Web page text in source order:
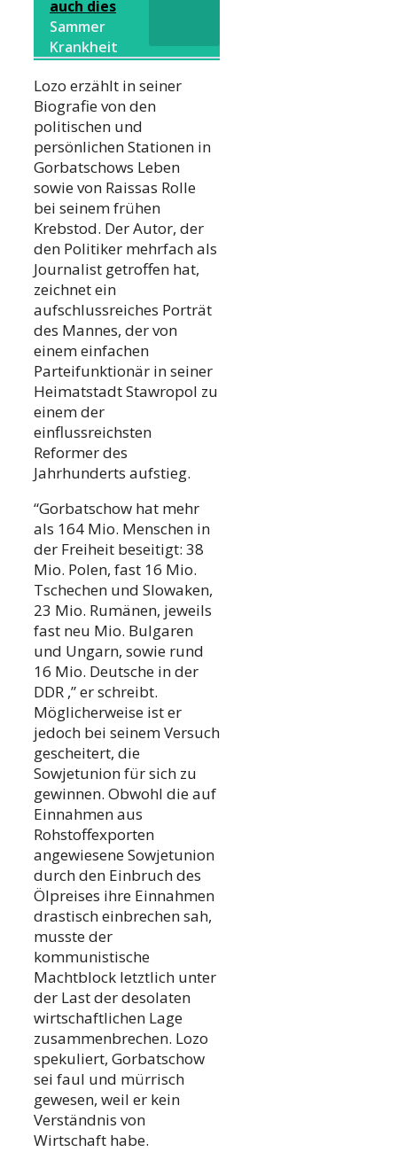
auch dies
Sammer
Krankheit
Lozo erzählt in seiner
Biografie von den
politischen und
persönlichen Stationen in
Gorbatschows Leben
sowie von Raissas Rolle
bei seinem frühen
Krebstod. Der Autor, der
den Politiker mehrfach als
Journalist getroffen hat,
zeichnet ein
aufschlussreiches Porträt
des Mannes, der von
einem einfachen
Parteifunktionär in seiner
Heimatstadt Stawropol zu
einem der
einflussreichsten
Reformer des
Jahrhunderts aufstieg.
“Gorbatschow hat mehr
als 164 Mio. Menschen in
der Freiheit beseitigt: 38
Mio. Polen, fast 16 Mio.
Tschechen und Slowaken,
23 Mio. Rumänen, jeweils
fast neu Mio. Bulgaren
und Ungarn, sowie rund
16 Mio. Deutsche in der
DDR ,” er schreibt.
Möglicherweise ist er
jedoch bei seinem Versuch
gescheitert, die
Sowjetunion für sich zu
gewinnen. Obwohl die auf
Einnahmen aus
Rohstoffexporten
angewiesene Sowjetunion
durch den Einbruch des
Ölpreises ihre Einnahmen
drastisch einbrechen sah,
musste der
kommunistische
Machtblock letztlich unter
der Last der desolaten
wirtschaftlichen Lage
zusammenbrechen. Lozo
spekuliert, Gorbatschow
sei faul und mürrisch
gewesen, weil er kein
Verständnis von
Wirtschaft habe.